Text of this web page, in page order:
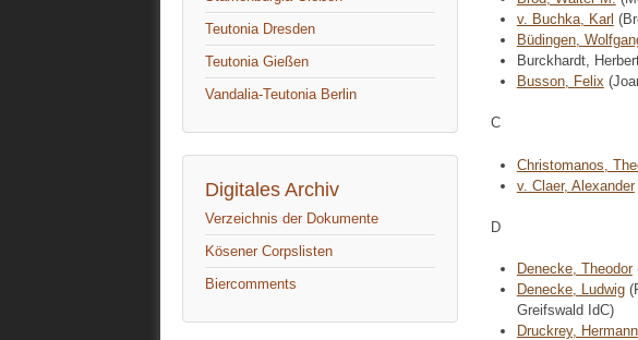
Teutonia Dresden
Teutonia Gießen
Vandalia-Teutonia Berlin
Digitales Archiv
Verzeichnis der Dokumente
Kösener Corpslisten
Biercomments
v. Buchka, Karl
Büdingen,
Burckhardt,
Busson, Felix
C
Christomanos,
v. Claer, Alexander
D
Denecke, Theodor
Denecke, Ludwig
Greifswald IdC)
Druckrey, Hermann